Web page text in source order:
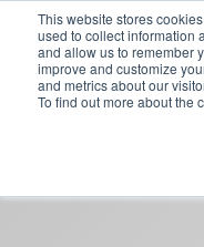
This website stores
used to collect information
and allow us to remember
improve and customize
and metrics about our
To find out more about the